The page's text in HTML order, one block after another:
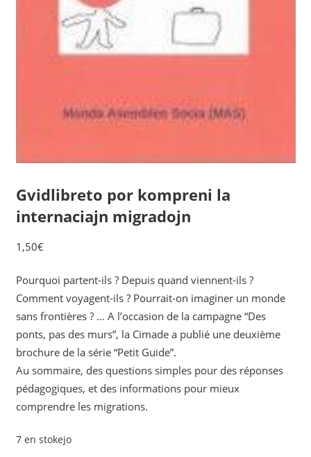
Gvidlibreto por kompreni la
internaciajn migradojn
1,50€
Pourquoi partent-ils ? Depuis quand viennent-ils ?
Comment voyagent-ils ? Pourrait-on imaginer un monde
sans frontières ? … A l’occasion de la campagne “Des
ponts, pas des murs”, la Cimade a publié une deuxième
brochure de la série “Petit Guide”.
Au sommaire, des questions simples pour des réponses
pédagogiques, et des informations pour mieux
comprendre les migrations.
7 en stokejo